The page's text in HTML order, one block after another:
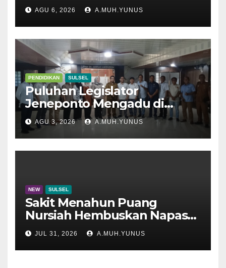
AGU 6, 2026 A.MUH.YUNUS
PENDIDIKAN SULSEL
Puluhan Legislator
Jeneponto Mengadu di
Disdik Sulsel
AGU 3, 2026 A.MUH.YUNUS
NEW SULSEL
Sakit Menahun Puang
Nursiah Hembuskan Napas
Terakhir
JUL 31, 2026 A.MUH.YUNUS